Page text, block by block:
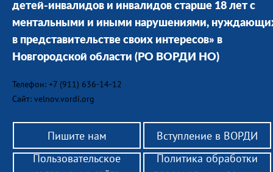
детей-инвалидов и инвалидов старше 18 лет с
ментальными и иными нарушениями,
в представительстве своих интересов» в
Новгородской области (РО ВОРДИ НО)
Телефон: +7 (911) 636-14-12
Сайт: velnov.vordi.org
Пишите нам Вступление в ВОРДИ
Пользовательское
Политика обработки